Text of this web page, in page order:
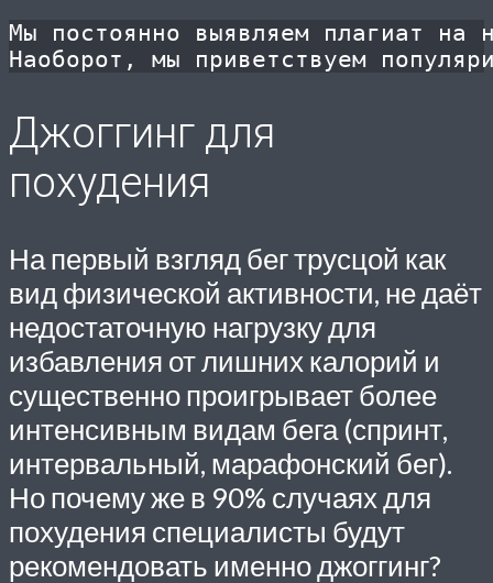
Мы постоянно выявляем плагиат
Наоборот, мы приветствуем
Джоггинг для
похудения
На первый взгляд бег трусцой как
вид физической активности, не даёт
недостаточную нагрузку для
избавления от лишних калорий и
существенно проигрывает более
интенсивным видам бега (спринт,
интервальный, марафонский бег).
Но почему же в 90% случаях для
похудения специалисты будут
рекомендовать именно джоггинг?